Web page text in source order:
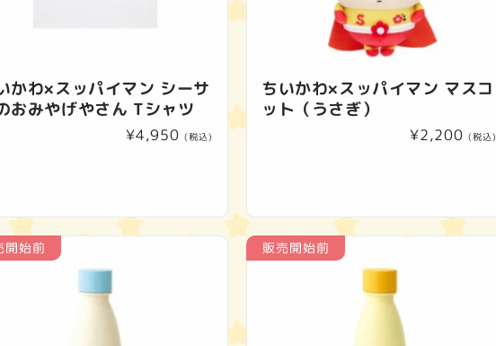
かわ×スッパイマン シーサ
おみやげやさん Tシャツ
通
¥4,950 (税込)
ちいかわ×スッパイマン マスコ
ット（うさぎ）
通
¥2,200 (税込)
開始前 販売開始前